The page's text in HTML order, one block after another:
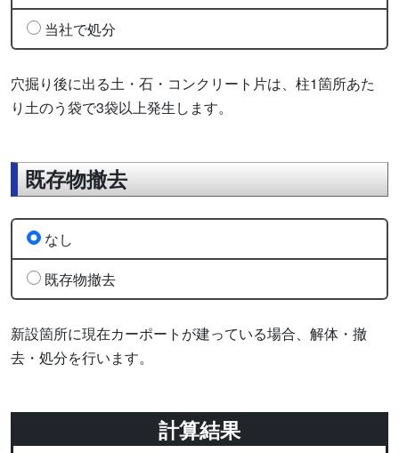
穴掘り後に出る土・石・コンクリート片は、柱1箇所あた
り土のう袋で3袋以上発生します。
当社で処分
既存物撤去
新設箇所に現在カーポートが建っている場合、解体・撤
去・処分を行います。
なし
既存物撤去
計算結果